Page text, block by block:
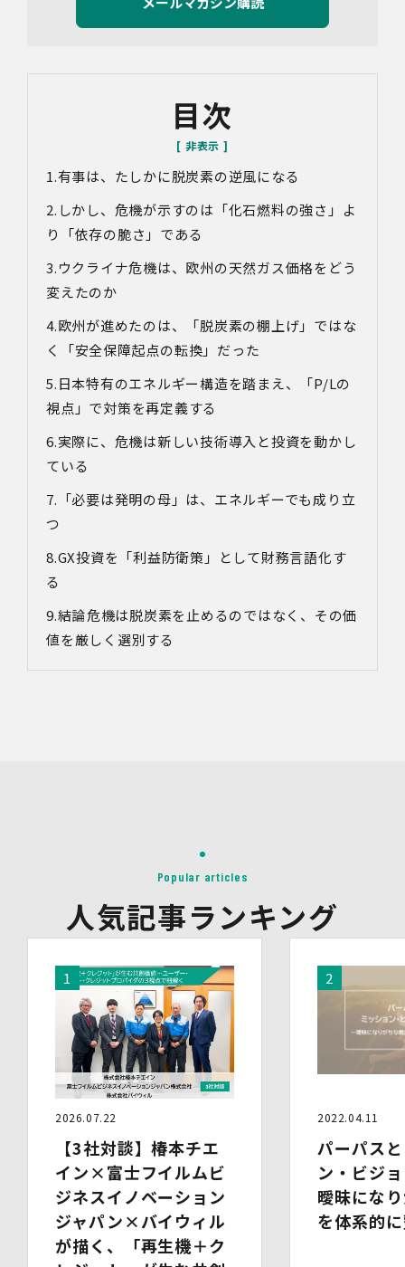
り定義された「個人情報」をいい、以下同様とします。）
の利用目的は以下のとおりです。個人情報の提供は任意で
望・お問い合わせ内容・ご意見等の正確な把握、今後の
サービス向上等のために、録音・録画させていただく場合
対象情報
利用目的
・お問い合わせ対応の品質向上及びお問い合わせ内容等の
正確な把握のため
・取得した情報を解析又は分析して、当社サービス「環境
価値創出支援」「環境価値売買」「脱炭素コンサルティン
め
・統計資料の作成のため
4.第三者への提供
き、以下の内容に従って第三者提供を行うことがありま
す。なお、本人の同意がある場合及び法令の定めによる場
第三者に提供することはありません。
(2)提供される個人情報の内容
セミナーを通じて取得した情報
電話、FAX、電子メール、郵送などの一般的な方法
当社は、個人情報保護法、個人情報保護方針及び本方針に
従って、個人データ（個人情報保護法第16条第３項により
定義された「個人データ」をいい、以下同様とします。）
処置を講じます。
また、個人データの漏えい、滅失又は毀損の防止その他の
個人データの保護のため、個人データを適切かつ安全に管
理します。
当社は、個人情報を適切に取り扱うため、以下の安全管理
措置を実施します。
(1)組織的安全管理措置
・ 個人データの取扱いに関する責任者を定め、報告連絡
・ 個人情報の取扱状況について定期的な点検及び監査を
実施しています。
(2)人的安全管理措置
・ 個人データの取扱いに関する留意事項について、従業
員に定期的な研修を実施しています。
・ 個人データについての秘密保持に関する事項を就業規
則に規定しています。
目次
有事は、たしかに脱炭素の逆風になる
しかし、危機が示すのは「化石燃料の強さ」よ
り「依存の脆さ」である
ウクライナ危機は、欧州の天然ガス価格をどう
変えたのか
欧州が進めたのは、「脱炭素の棚上げ」ではな
く「安全保障起点の転換」だった
日本特有のエネルギー構造を踏まえ、「P/Lの
視点」で対策を再定義する
実際に、危機は新しい技術導入と投資を動かし
ている
「必要は発明の母」は、エネルギーでも成り立
つ
GX投資を「利益防衛策」として財務言語化す
る
結論危機は脱炭素を止めるのではなく、その価
値を厳しく選別する
Popular articles
人気記事ランキング
2026.07.22
【3社対談】椿本チエ
イン×富士フイルムビ
ジネスイノベーション
ジャパン×バイウィル
が描く、「再生機＋ク
2022.04.11
パーパス
ン・ビジ
曖昧にな
を体系的